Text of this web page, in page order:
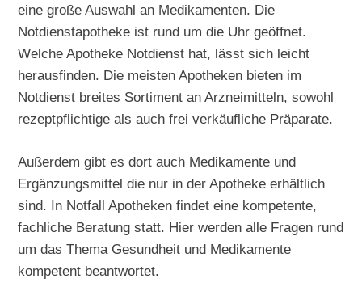
eine große Auswahl an Medikamenten. Die
Notdienstapotheke ist rund um die Uhr geöffnet.
Welche Apotheke Notdienst hat, lässt sich leicht
herausfinden. Die meisten Apotheken bieten im
Notdienst breites Sortiment an Arzneimitteln, sowohl
rezeptpflichtige als auch frei verkäufliche Präparate.
Außerdem gibt es dort auch Medikamente und
Ergänzungsmittel die nur in der Apotheke erhältlich
sind. In Notfall Apotheken findet eine kompetente,
fachliche Beratung statt. Hier werden alle Fragen rund
um das Thema Gesundheit und Medikamente
kompetent beantwortet.